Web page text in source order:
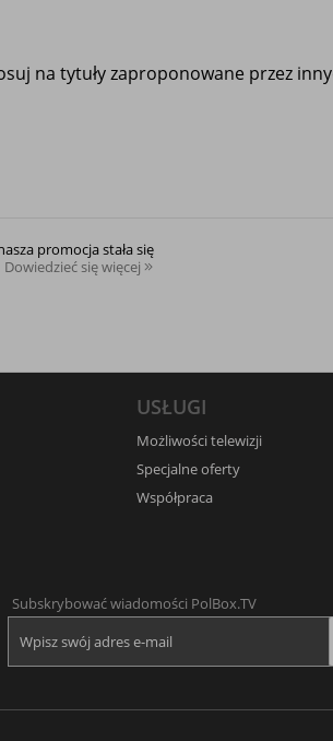
na tytuły zaproponowane przez
promocja stała się
Dowiedzieć się więcej
USŁUGI
Możliwości telewizji
Specjalne oferty
Współpraca
Subskrybować wiadomości PolBox.TV